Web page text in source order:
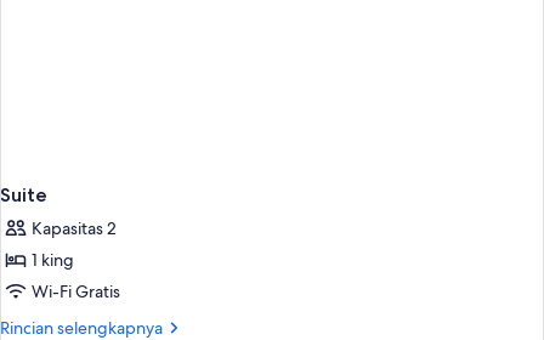
Suite
Kapasitas 2
1 king
Wi-Fi Gratis
Rincian selengkapnya
Rincian